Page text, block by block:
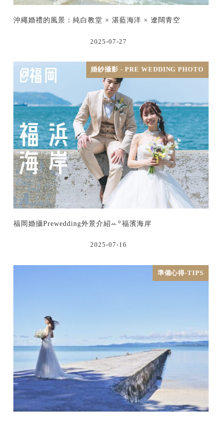
沖繩婚禮的風景：純白教堂 × 湛藍海洋 × 遼闊青空
2025-07-27
婚紗攝影 - PRE WEDDING PHOTO
福岡婚攝Prewedding外景介紹ꕀ꙳福濱海岸
2025-07-16
準備心得-TIPS